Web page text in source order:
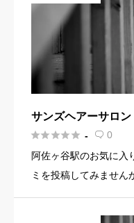
サンズヘアーサロン
 -  0
阿佐ヶ谷駅のお気に入
ミを投稿してみません
報・イメージ写真・